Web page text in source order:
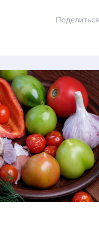
Поделиться